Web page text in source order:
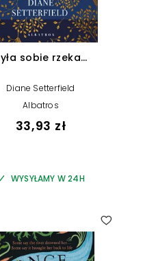
sobie rzeka…
Diane Setterfield
Albatros
33,93 zł
WYSYŁAMY W 24H